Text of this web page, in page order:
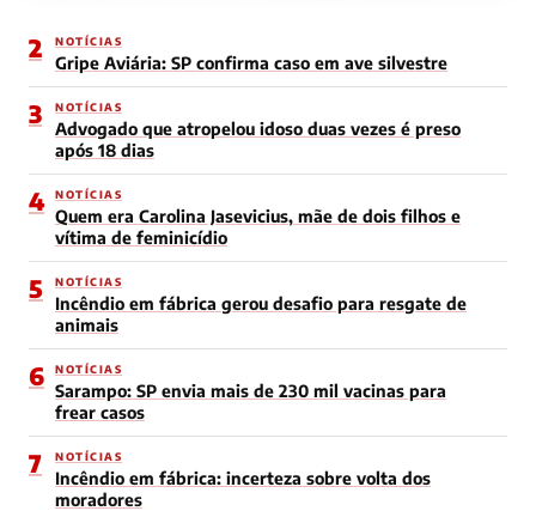
2 NOTÍCIAS
Gripe Aviária: SP confirma caso em ave silvestre
3 NOTÍCIAS
Advogado que atropelou idoso duas vezes é preso
após 18 dias
4 NOTÍCIAS
Quem era Carolina Jasevicius, mãe de dois filhos e
vítima de feminicídio
5 NOTÍCIAS
Incêndio em fábrica gerou desafio para resgate de
animais
6 NOTÍCIAS
Sarampo: SP envia mais de 230 mil vacinas para
frear casos
7 NOTÍCIAS
Incêndio em fábrica: incerteza sobre volta dos
moradores